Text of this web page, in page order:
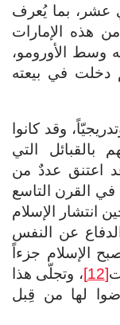
عشر، بما يُعرف
هذه الإمارات
وسط الأورومو،
دخلت في بيعته
وقد كانوا
بالقبائل التي
اعتنق عددٌ من
في القرن التاسع
انتشار الإسلام
عن النفس
الإسلام جزءاً
[12]
، وتجلّى هذا
لها من قِبل